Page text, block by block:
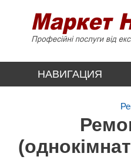
НАВИГАЦИЯ